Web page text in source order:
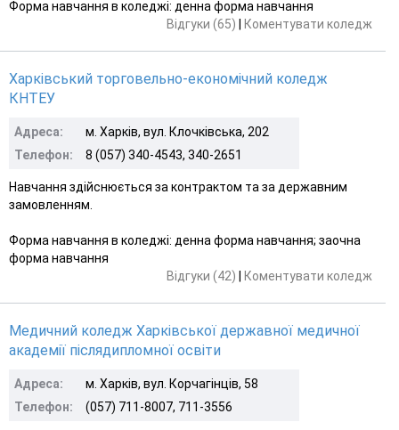
Форма навчання в коледжі: денна форма навчання
Відгуки (65)
Коментувати коледж
Харківський торговельно-економічний коледж
КНТЕУ
Адреса:
м. Харків, вул. Клочківська, 202
Телефон:
8 (057) 340-4543, 340-2651
Навчання здійснюється за контрактом та за державним
замовленням.
Форма навчання в коледжі: денна форма навчання; заочна
форма навчання
Відгуки (42)
Коментувати коледж
Медичний коледж Харківської державної медичної
академії післядипломної освіти
Адреса:
м. Харків, вул. Корчагінців, 58
Телефон:
(057) 711-8007, 711-3556